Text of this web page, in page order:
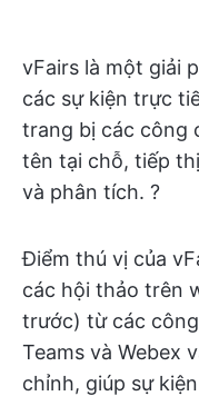
vFairs là một giải
các sự kiện trực
trang bị các công
tên tại chỗ, tiếp
và phân tích. ?
Điểm thú vị của
các hội thảo trên
trước) từ các
Teams và Webex
chỉnh, giúp sự